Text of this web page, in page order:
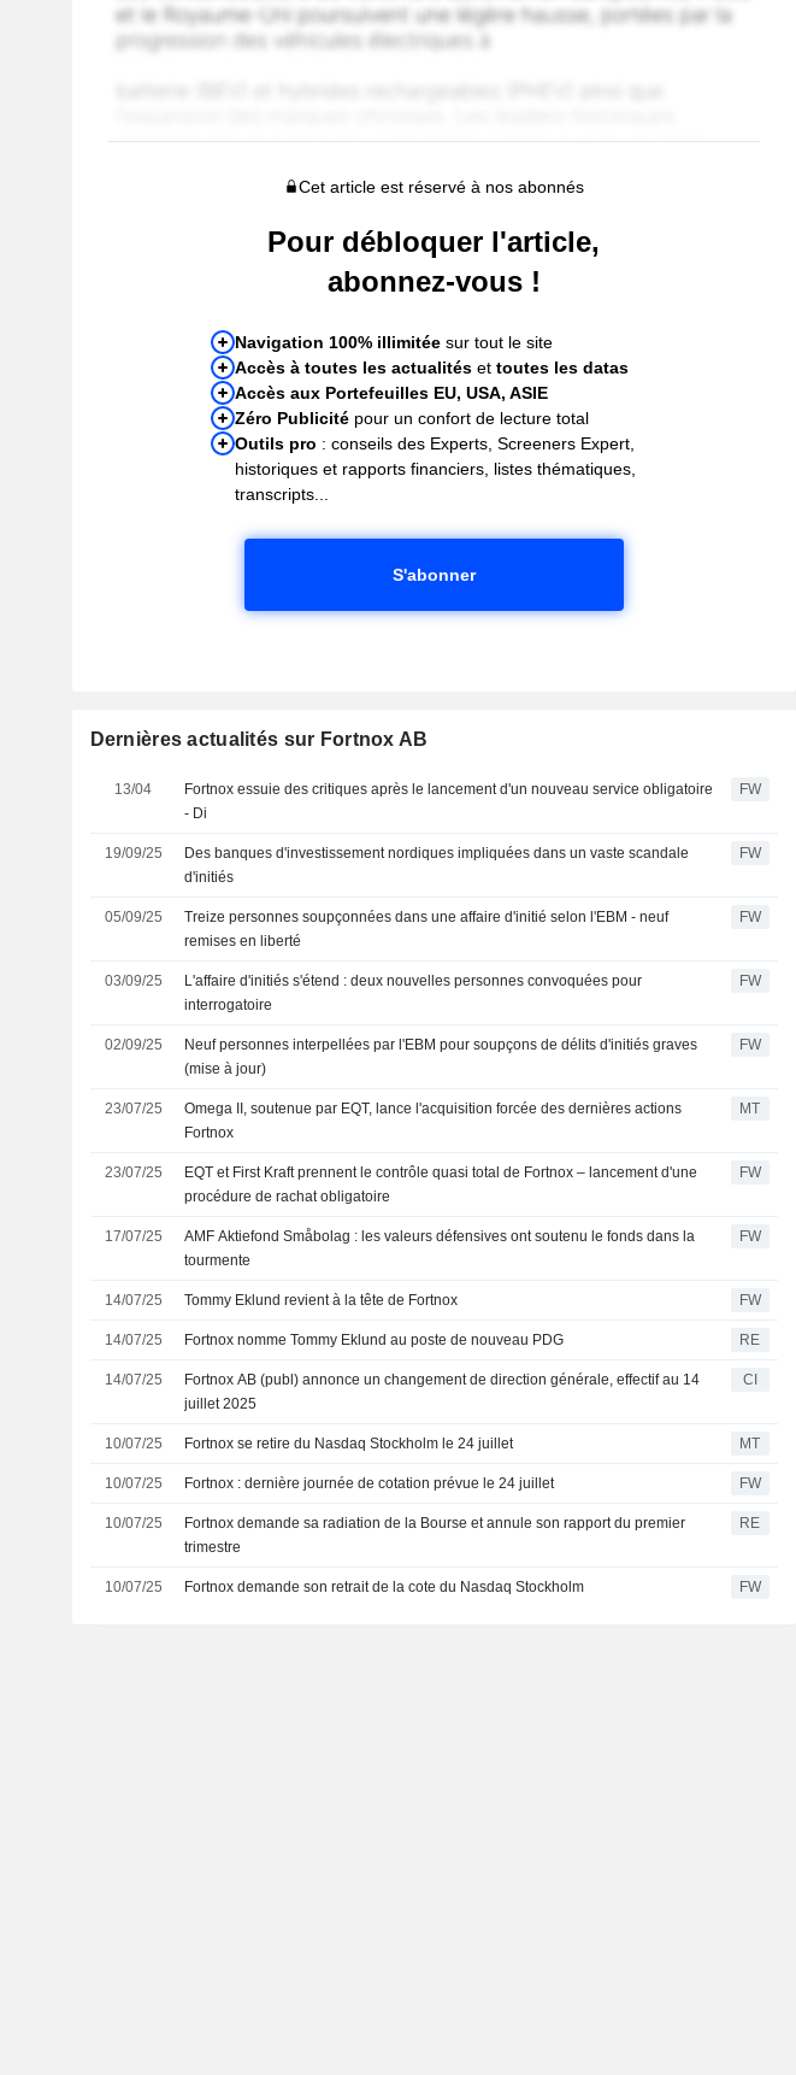
Cet article est réservé à nos abonnés
Pour débloquer l'article,
abonnez-vous !
Navigation 100% illimitée sur tout le site
Accès à toutes les actualités ettoutes les datas
Accès aux Portefeuilles EU, USA, ASIE
Zéro Publicité pour un confort de lecture total
Outils pro : conseils des Experts, Screeners Expert,
historiques et rapports financiers, listes thématiques,
transcripts...
S'abonner
Dernières actualités sur Fortnox AB
13/04
Fortnox essuie des critiques après le lancement d'un nouveau service obligatoire
- Di
FW
19/09/25
Des banques d'investissement nordiques impliquées dans un vaste scandale
d'initiés
FW
05/09/25
Treize personnes soupçonnées dans une affaire d'initié selon l'EBM - neuf
remises en liberté
FW
03/09/25
L'affaire d'initiés s'étend : deux nouvelles personnes convoquées pour
interrogatoire
FW
02/09/25
Neuf personnes interpellées par l'EBM pour soupçons de délits d'initiés graves
(mise à jour)
FW
23/07/25
Omega II, soutenue par EQT, lance l'acquisition forcée des dernières actions
Fortnox
MT
23/07/25
EQT et First Kraft prennent le contrôle quasi total de Fortnox – lancement d'une
procédure de rachat obligatoire
FW
17/07/25
AMF Aktiefond Småbolag : les valeurs défensives ont soutenu le fonds dans la
tourmente
FW
14/07/25 Tommy Eklund revient à la tête de Fortnox FW
14/07/25 Fortnox nomme Tommy Eklund au poste de nouveau PDG RE
14/07/25
Fortnox AB (publ) annonce un changement de direction générale, effectif au 14
juillet 2025
CI
10/07/25 Fortnox se retire du Nasdaq Stockholm le 24 juillet MT
10/07/25 Fortnox : dernière journée de cotation prévue le 24 juillet FW
10/07/25
Fortnox demande sa radiation de la Bourse et annule son rapport du premier
trimestre
RE
10/07/25 Fortnox demande son retrait de la cote du Nasdaq Stockholm FW